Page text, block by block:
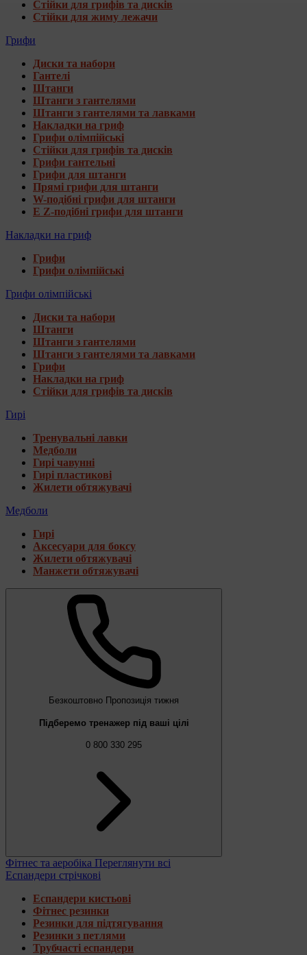
Стійки для грифів та дисків
Стійки для жиму лежачи
Грифи
Диски та набори
Гантелі
Штанги
Штанги з гантелями
Штанги з гантелями та лавками
Накладки на гриф
Грифи олімпійські
Стійки для грифів та дисків
Грифи гантельні
Грифи для штанги
Прямі грифи для штанги
W-подібні грифи для штанги
E Z-подібні грифи для штанги
Накладки на гриф
Грифи
Грифи олімпійські
Грифи олімпійські
Диски та набори
Штанги
Штанги з гантелями
Штанги з гантелями та лавками
Грифи
Накладки на гриф
Стійки для грифів та дисків
Гирі
Тренувальні лавки
Медболи
Гирі чавунні
Гирі пластикові
Жилети обтяжувачі
Медболи
Гирі
Аксесуари для боксу
Жилети обтяжувачі
Манжети обтяжувачі
Безкоштовно Пропозиція тижня
Підберемо тренажер під ваші цілі
0 800 330 295
Фітнес та аеробіка Переглянути всі
Еспандери стрічкові
Еспандери кистьові
Фітнес резинки
Резинки для підтягування
Резинки з петлями
Трубчасті еспандери